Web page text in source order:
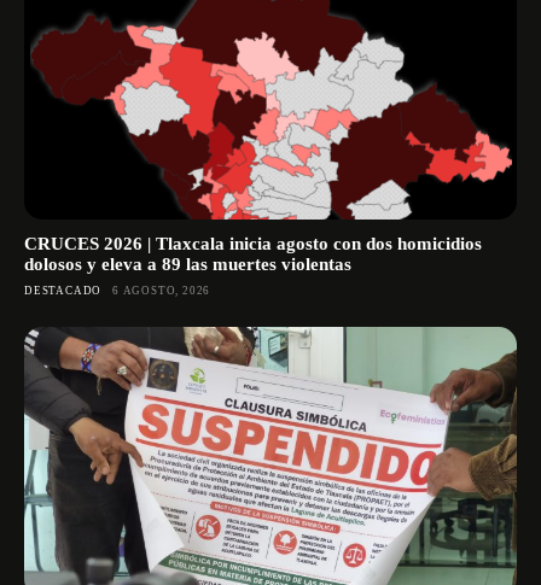
CRUCES 2026 | Tlaxcala inicia agosto con dos homicidios
dolosos y eleva a 89 las muertes violentas
DESTACADO 6 AGOSTO, 2026